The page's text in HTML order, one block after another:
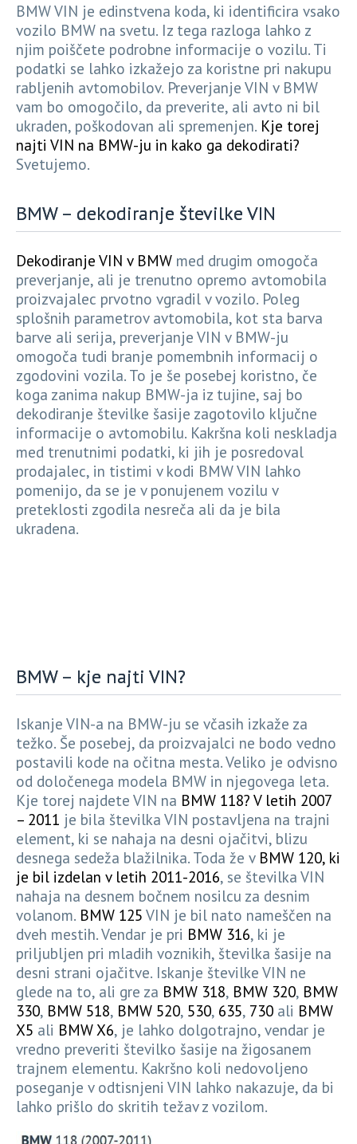
BMW VIN je edinstvena koda, ki identificira vsako
vozilo BMW na svetu. Iz tega razloga lahko z
njim poiščete podrobne informacije o vozilu. Ti
podatki se lahko izkažejo za koristne pri nakupu
rabljenih avtomobilov. Preverjanje VIN v BMW
vam bo omogočilo, da preverite, ali avto ni bil
ukraden, poškodovan ali spremenjen. Kje torej
najti VIN na BMW-ju in kako ga dekodirati?
Svetujemo.
BMW – dekodiranje številke VIN
Dekodiranje VIN v BMW med drugim omogoča
preverjanje, ali je trenutno opremo avtomobila
proizvajalec prvotno vgradil v vozilo. Poleg
splošnih parametrov avtomobila, kot sta barva
barve ali serija, preverjanje VIN v BMW-ju
omogoča tudi branje pomembnih informacij o
zgodovini vozila. To je še posebej koristno, če
koga zanima nakup BMW-ja iz tujine, saj bo
dekodiranje številke šasije zagotovilo ključne
informacije o avtomobilu. Kakršna koli neskladja
med trenutnimi podatki, ki jih je posredoval
prodajalec, in tistimi v kodi BMW VIN lahko
pomenijo, da se je v ponujenem vozilu v
preteklosti zgodila nesreča ali da je bila
ukradena.
BMW – kje najti VIN?
Iskanje VIN-a na BMW-ju se včasih izkaže za
težko. Še posebej, da proizvajalci ne bodo vedno
postavili kode na očitna mesta. Veliko je odvisno
od določenega modela BMW in njegovega leta.
Kje torej najdete VIN na BMW 118? V letih 2007
– 2011 je bila številka VIN postavljena na trajni
element, ki se nahaja na desni ojačitvi, blizu
desnega sedeža blažilnika. Toda že v BMW 120, ki
je bil izdelan v letih 2011-2016, se številka VIN
nahaja na desnem bočnem nosilcu za desnim
volanom. BMW 125 VIN je bil nato nameščen na
dveh mestih. Vendar je pri BMW 316, ki je
priljubljen pri mladih voznikih, številka šasije na
desni strani ojačitve. Iskanje številke VIN ne
glede na to, ali gre za BMW 318, BMW 320, BMW
330, BMW 518, BMW 520, 530, 635, 730 ali BMW
X5 ali BMW X6, je lahko dolgotrajno, vendar je
vredno preveriti številko šasije na žigosanem
trajnem elementu. Kakršno koli nedovoljeno
poseganje v odtisnjeni VIN lahko nakazuje, da bi
lahko prišlo do skritih težav z vozilom.